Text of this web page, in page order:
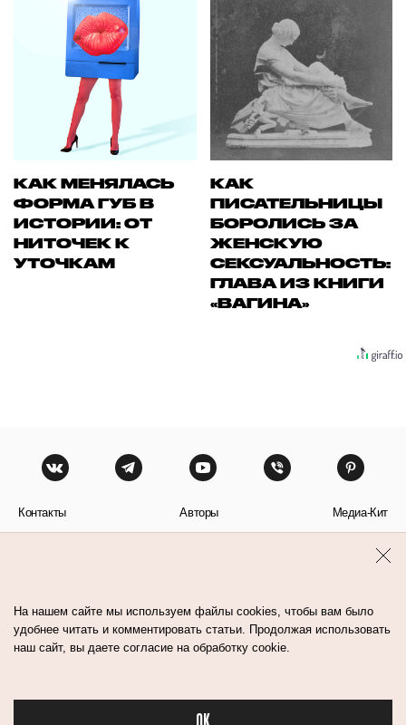
КАК МЕНЯЛАСЬ
ФОРМА ГУБ В
ИСТОРИИ: ОТ
НИТОЧЕК К
УТОЧКАМ
КАК
ПИСАТЕЛЬНИЦЫ
БОРОЛИСЬ ЗА
ЖЕНСКУЮ
СЕКСУАЛЬНОСТЬ:
ГЛАВА ИЗ КНИГИ
«ВАГИНА»
Контакты Авторы Медиа-Кит
На нашем сайте мы используем файлы cookies, чтобы вам было
удобнее читать и комментировать статьи. Продолжая использовать
наш сайт, вы даете согласие на обработку cookie.